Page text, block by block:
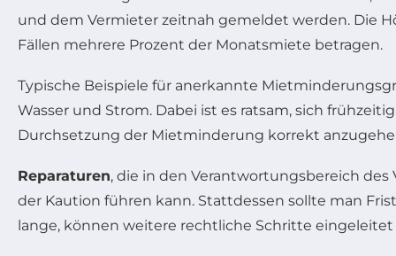
und dem Vermieter zeitnah gemeldet werden. Die
Fällen mehrere Prozent der Monatsmiete betragen.
Typische Beispiele für anerkannte
Wasser und Strom. Dabei ist es ratsam, sich
Durchsetzung der Mietminderung korrekt
Reparaturen, die in den Verantwortungsbereich
der Kaution führen kann. Stattdessen sollte man
lange, können weitere rechtliche Schritte eingeleitet